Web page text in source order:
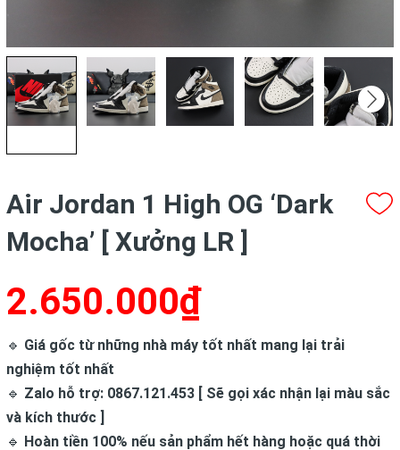
Air Jordan 1 High OG ‘Dark
Mocha’ [ Xưởng LR ]
2.650.000₫
🔹 Giá gốc từ những nhà máy tốt nhất mang lại trải
nghiệm tốt nhất
🔹 Zalo hỗ trợ: 0867.121.453 [ Sẽ gọi xác nhận lại màu sắc
và kích thước ]
🔹 Hoàn tiền 100% nếu sản phẩm hết hàng hoặc quá thời